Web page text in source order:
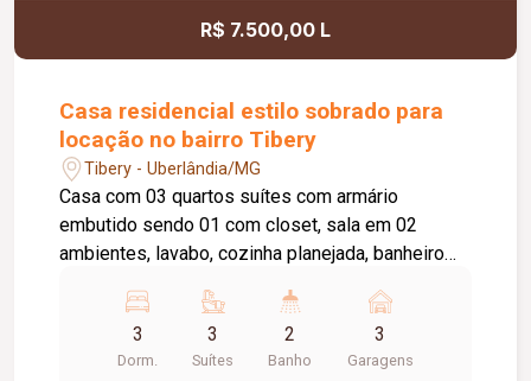
R$ 7.500,00 L
Casa residencial estilo sobrado para
locação no bairro Tibery
Tibery - Uberlândia/MG
Casa com 03 quartos suítes com armário
embutido sendo 01 com closet, sala em 02
ambientes, lavabo, cozinha planejada, banheiro
lavanderia coberta, varanda gourmet com
churrasqueira, piscina aquecida, banheiro externo,
cômodo despejo, 03 vagas de garagem.
3
Dorm.
3
Suítes
2
Banho
3
Garagens